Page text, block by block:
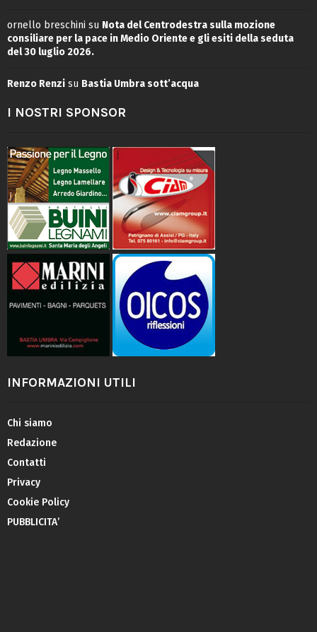
ornello breschini su Nota del Centrodestra sulla mozione
consiliare per la pace in Medio Oriente e gli esiti della seduta
del 30 luglio 2026.
Renzo Renzi su Bastia Umbra sott’acqua
I NOSTRI SPONSOR
INFORMAZIONI UTILI
Chi siamo
Redazione
Contatti
Privacy
Cookie Policy
PUBBLICITA’